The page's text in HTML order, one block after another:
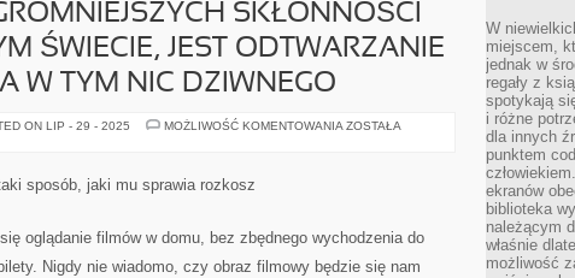
SKŁONNOŚCI
ŚWIECIE, JEST ODTWARZANIE
W TYM NIC DZIWNEGO
ON LIP - 29 - 2025 MOŻLIWOŚĆ KOMENTOWANIA JEDNĄ
JEST
ODTWARZANIE
NIE
ZOSTAŁA
sposób, jaki mu sprawia rozkosz
oglądanie filmów w domu, bez zbędnego wychodzenia do
Nigdy nie wiadomo, czy obraz filmowy będzie się nam
W
miejscem,
jednak w
regały z
spotykają
i różne
dla innych
punktem
ekranów
biblioteka
należącym
właśnie
możliwość